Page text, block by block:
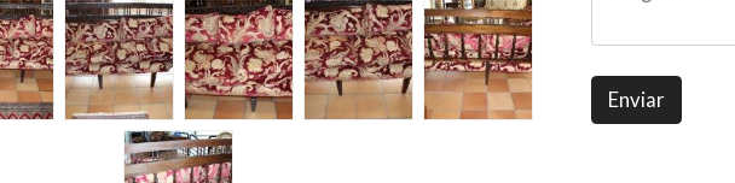
Enviar